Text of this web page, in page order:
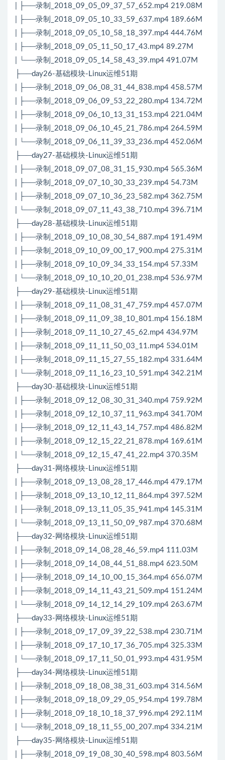
| ├──录制_2018_09_05_09_37_57_652.mp4 219.08M
| ├──录制_2018_09_05_10_33_59_637.mp4 189.66M
| ├──录制_2018_09_05_10_58_18_397.mp4 444.76M
| ├──录制_2018_09_05_11_50_17_43.mp4 89.27M
| └──录制_2018_09_05_14_58_43_39.mp4 491.07M
├──day26-基础模块-Linux运维51期
| ├──录制_2018_09_06_08_31_44_838.mp4 458.57M
| ├──录制_2018_09_06_09_53_22_280.mp4 134.72M
| ├──录制_2018_09_06_10_13_31_153.mp4 221.04M
| ├──录制_2018_09_06_10_45_21_786.mp4 264.59M
| └──录制_2018_09_06_11_39_33_236.mp4 452.06M
├──day27-基础模块-Linux运维51期
| ├──录制_2018_09_07_08_31_15_930.mp4 565.36M
| ├──录制_2018_09_07_10_30_33_239.mp4 54.73M
| ├──录制_2018_09_07_10_36_23_582.mp4 362.75M
| └──录制_2018_09_07_11_43_38_710.mp4 396.71M
├──day28-基础模块-Linux运维51期
| ├──录制_2018_09_10_08_30_54_887.mp4 191.49M
| ├──录制_2018_09_10_09_00_17_900.mp4 275.31M
| ├──录制_2018_09_10_09_34_33_154.mp4 57.33M
| └──录制_2018_09_10_10_20_01_238.mp4 536.97M
├──day29-基础模块-Linux运维51期
| ├──录制_2018_09_11_08_31_47_759.mp4 457.07M
| ├──录制_2018_09_11_09_38_10_801.mp4 156.18M
| ├──录制_2018_09_11_10_27_45_62.mp4 434.97M
| ├──录制_2018_09_11_11_50_03_11.mp4 534.01M
| ├──录制_2018_09_11_15_27_55_182.mp4 331.64M
| └──录制_2018_09_11_16_23_10_591.mp4 342.21M
├──day30-基础模块-Linux运维51期
| ├──录制_2018_09_12_08_30_31_340.mp4 759.92M
| ├──录制_2018_09_12_10_37_11_963.mp4 341.70M
| ├──录制_2018_09_12_11_43_14_757.mp4 486.82M
| ├──录制_2018_09_12_15_22_21_878.mp4 169.61M
| └──录制_2018_09_12_15_47_41_22.mp4 370.35M
├──day31-网络模块-Linux运维51期
| ├──录制_2018_09_13_08_28_17_446.mp4 479.17M
| ├──录制_2018_09_13_10_12_11_864.mp4 397.52M
| ├──录制_2018_09_13_11_05_35_941.mp4 145.31M
| └──录制_2018_09_13_11_50_09_987.mp4 370.68M
├──day32-网络模块-Linux运维51期
| ├──录制_2018_09_14_08_28_46_59.mp4 111.03M
| ├──录制_2018_09_14_08_44_51_88.mp4 623.50M
| ├──录制_2018_09_14_10_00_15_364.mp4 656.07M
| ├──录制_2018_09_14_11_43_21_509.mp4 151.24M
| └──录制_2018_09_14_12_14_29_109.mp4 263.67M
├──day33-网络模块-Linux运维51期
| ├──录制_2018_09_17_09_39_22_538.mp4 230.71M
| ├──录制_2018_09_17_10_17_36_705.mp4 325.33M
| └──录制_2018_09_17_11_50_01_993.mp4 431.95M
├──day34-网络模块-Linux运维51期
| ├──录制_2018_09_18_08_38_31_603.mp4 314.56M
| ├──录制_2018_09_18_09_29_05_954.mp4 199.78M
| ├──录制_2018_09_18_10_18_37_996.mp4 292.11M
| └──录制_2018_09_18_11_55_00_207.mp4 334.21M
├──day35-网络模块-Linux运维51期
| ├──录制_2018_09_19_08_30_40_598.mp4 803.56M